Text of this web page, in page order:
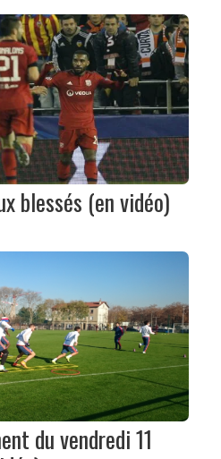
blessés (en vidéo)
du vendredi 11